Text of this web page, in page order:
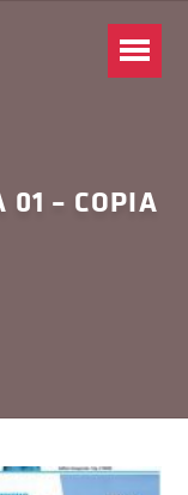
01 – COPIA